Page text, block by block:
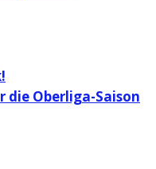
Oberliga-Saison